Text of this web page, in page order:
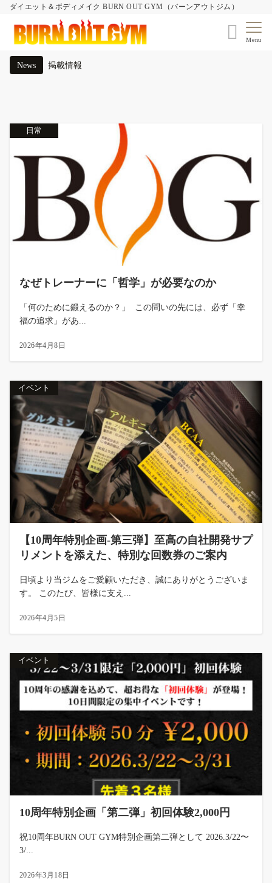
ダイエット＆ボディメイク BURN OUT GYM（バーンアウトジム）
Menu
News 掲載情報
超お友達紹介キャンペーン
サプリメントの誤解をときたい
ねぶた・お盆期間特別回数券
日常
なぜトレーナーに「哲学」が必要なのか
「何のために鍛えるのか？」 この問いの先には、必ず「幸
福の追求」があ...
2026年4月8日
イベント
【10周年特別企画-第三弾】至高の自社開発サプ
リメントを添えた、特別な回数券のご案内
日頃より当ジムをご愛顧いただき、誠にありがとうございま
す。 このたび、皆様に支え...
2026年4月5日
イベント
10周年特別企画「第二弾」初回体験2,000円
祝10周年BURN OUT GYM特別企画第二弾として 2026.3/22〜
3/...
2026年3月18日